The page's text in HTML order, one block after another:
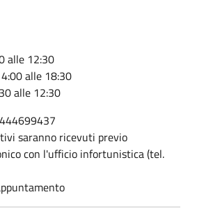
alle 12:30
alle 18:30
alle 12:30
saranno ricevuti previo
con l'ufficio infortunistica (tel.